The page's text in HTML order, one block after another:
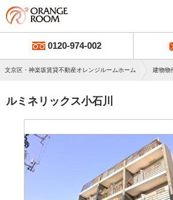
0120-974-002
文京区・神楽坂賃貸不動産オレンジルームホーム 建物物
ルミネリックス小石川